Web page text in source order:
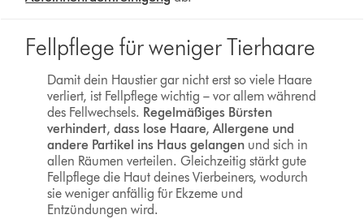
Fellpflege für weniger Tierhaare
Damit dein Haustier gar nicht erst so viele Haare
verliert, ist Fellpflege wichtig – vor allem während
des Fellwechsels. Regelmäßiges Bürsten
verhindert, dass lose Haare, Allergene und
andere Partikel ins Haus gelangen und sich in
allen Räumen verteilen. Gleichzeitig stärkt gute
Fellpflege die Haut deines Vierbeiners, wodurch
sie weniger anfällig für Ekzeme und
Entzündungen wird.